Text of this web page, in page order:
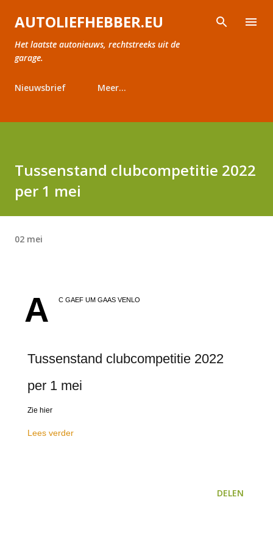
Doorgaan naar hoofdcontent
AUTOLIEFHEBBER.EU
Het laatste autonieuws, rechtstreeks uit de
garage.
Nieuwsbrief Meer…
Tussenstand clubcompetitie 2022
per 1 mei
02 mei
A C GAEF UM GAAS VENLO
Tussenstand clubcompetitie 2022
per 1 mei
Zie hier
Lees verder
DELEN